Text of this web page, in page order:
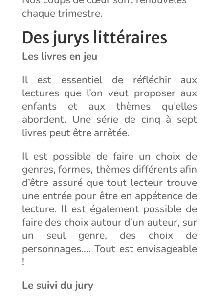
chaque trimestre.
Des jurys littéraires
Les livres en jeu
Il est essentiel de réfléchir aux
lectures que l’on veut proposer aux
enfants et aux thèmes qu’elles
abordent. Une série de cinq à sept
livres peut être arrêtée.
Il est possible de faire un choix de
genres, formes, thèmes différents afin
d’être assuré que tout lecteur trouve
une entrée pour être en appétence de
lecture. Il est également possible de
faire des choix autour d’un auteur, sur
un seul genre, des choix de
personnages…. Tout est envisageable
!
Le suivi du jury